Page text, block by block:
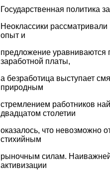
Государственная политика
Неоклассики
опыт и
предложение
заработной платы,
а безработица выступает
природным
стремлением работников
двадцатом столетии
оказалось, что невозможно
стихийным
рыночным силам.
активизации